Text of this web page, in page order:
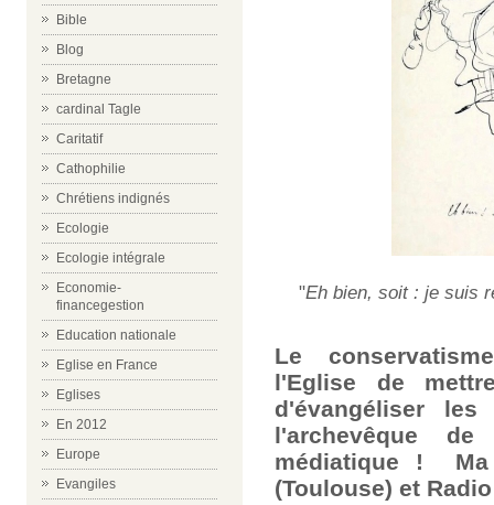
Bible
Blog
Bretagne
cardinal Tagle
Caritatif
Cathophilie
Chrétiens indignés
Ecologie
Ecologie intégrale
Economie-
financegestion
Education nationale
Eglise en France
Eglises
En 2012
Europe
Evangiles
"Eh bien, soit : je suis
Le
l'Eglise de
d'évangéliser
l'archevêque
médiatique ! Ma
(Toulouse) et